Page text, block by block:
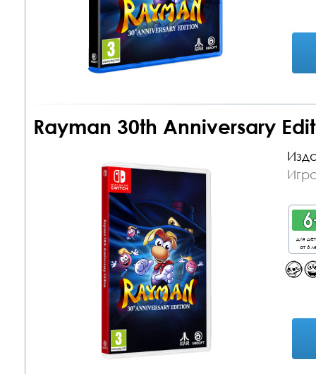
Rayman 30th Anniversary
для
от 6